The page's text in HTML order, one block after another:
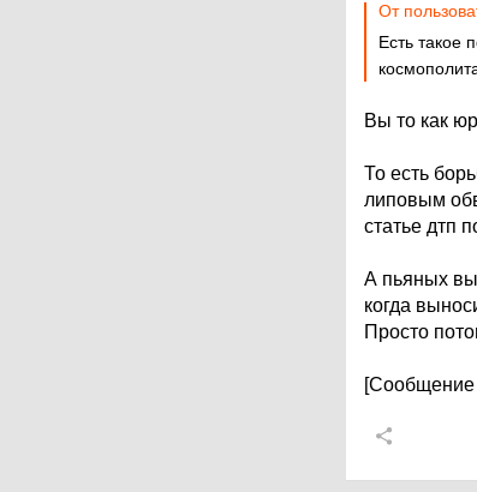
От
Есть такое
Вы то как
То есть
липовым
статье дтп
А пьяных
когда
Просто
[Сообщение